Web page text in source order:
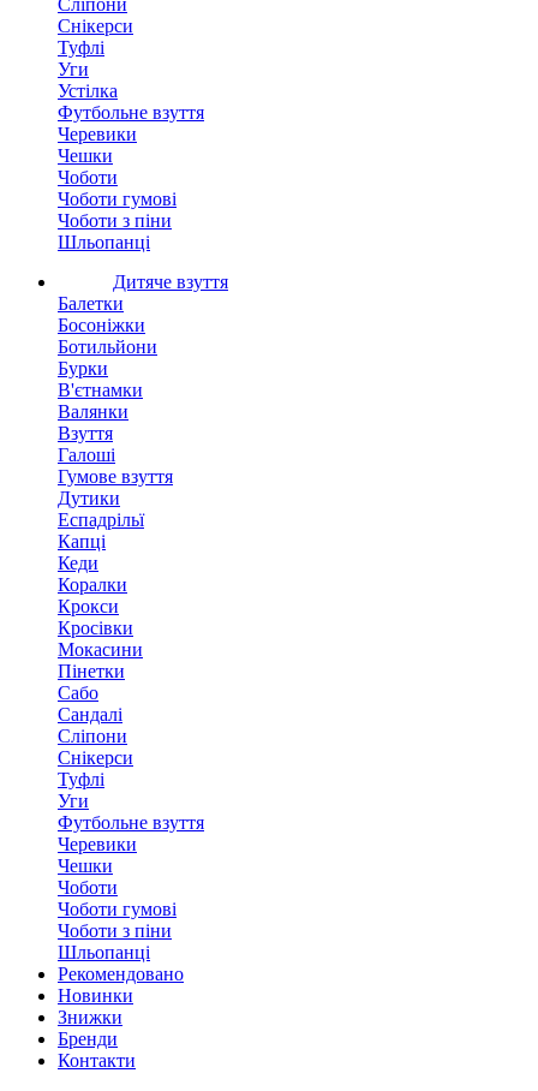
Сліпони
Снікерси
Туфлі
Уги
Устілка
Футбольне взуття
Черевики
Чешки
Чоботи
Чоботи гумові
Чоботи з піни
Шльопанці
Дитяче взуття
Балетки
Босоніжки
Ботильйони
Бурки
В'єтнамки
Валянки
Взуття
Галоші
Гумове взуття
Дутики
Еспадрільї
Капці
Кеди
Коралки
Крокси
Кросівки
Мокасини
Пінетки
Сабо
Сандалі
Сліпони
Снікерси
Туфлі
Уги
Футбольне взуття
Черевики
Чешки
Чоботи
Чоботи гумові
Чоботи з піни
Шльопанці
Рекомендовано
Новинки
Знижки
Бренди
Контакти